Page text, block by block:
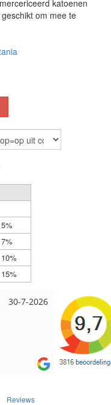
katoenen
om mee te
5%
7%
10%
15%
23-7-2026
pakket Ga er
voor de markt.
Reviews